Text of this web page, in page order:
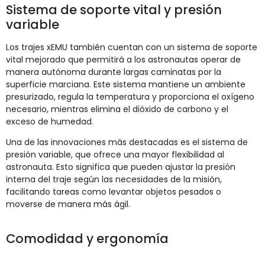
Sistema de soporte vital y presión
variable
Los trajes xEMU también cuentan con un sistema de soporte
vital mejorado que permitirá a los astronautas operar de
manera autónoma durante largas caminatas por la
superficie marciana. Este sistema mantiene un ambiente
presurizado, regula la temperatura y proporciona el oxígeno
necesario, mientras elimina el dióxido de carbono y el
exceso de humedad.
Una de las innovaciones más destacadas es el sistema de
presión variable, que ofrece una mayor flexibilidad al
astronauta. Esto significa que pueden ajustar la presión
interna del traje según las necesidades de la misión,
facilitando tareas como levantar objetos pesados o
moverse de manera más ágil​.
Comodidad y ergonomía